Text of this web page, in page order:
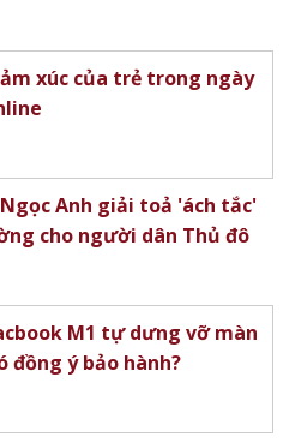
xúc của trẻ trong ngày
Anh giải toả 'ách tắc'
cho người dân Thủ đô
M1 tự dưng vỡ màn
đồng ý bảo hành?